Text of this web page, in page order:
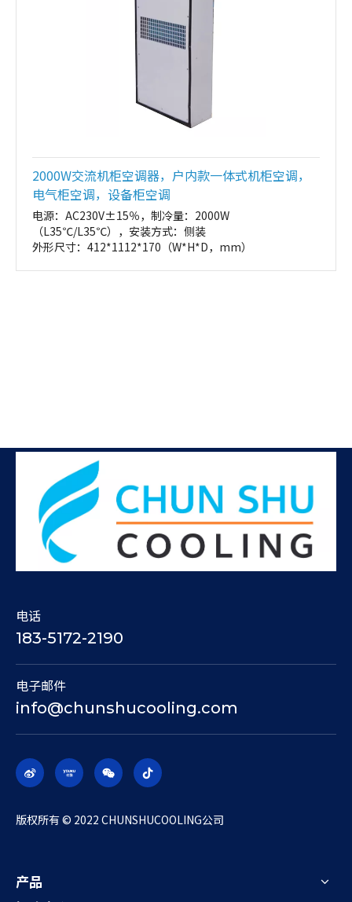
2000W交流机柜空调器，户内款一体式机柜空调，
电气柜空调，设备柜空调
电源：AC230V±15％，制冷量：2000W
（L35℃/L35℃），安装方式：侧装
外形尺寸：412*1112*170（W*H*D，mm）
电话
183-5172-2190
电子邮件
info@chunshucooling.com
​版权所有 © 2022 CHUNSHUCOOLING公司
产品